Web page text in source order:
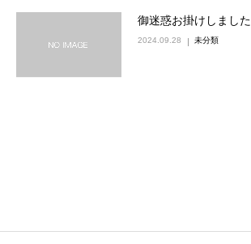
御迷惑お掛けしました
2024.09.28 未分類